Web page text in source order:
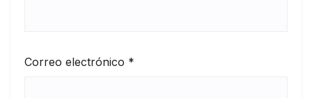
Correo electrónico *